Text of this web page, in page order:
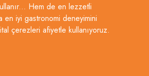
Hem de en lezzetli
en iyi gastronomi deneyimini
çerezleri afiyetle kullanıyoruz.